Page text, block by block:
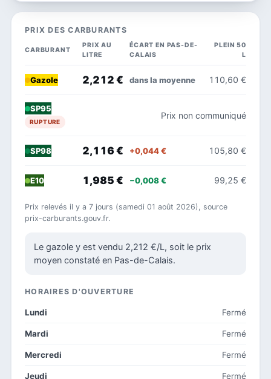
PRIX DES CARBURANTS
CARBURANT
PRIX AU
LITRE
ÉCART EN PAS-DE-
CALAIS
PLEIN 50
L
Gazole 2,212 € dans la moyenne 110,60 €
SP95
RUPTURE
Prix non communiqué
SP98 2,116 € +0,044 € 105,80 €
E10 1,985 € −0,008 € 99,25 €
Prix relevés il y a 7 jours (samedi 01 août 2026), source
prix-carburants.gouv.fr.
Le gazole y est vendu 2,212 €/L, soit le prix
moyen constaté en Pas-de-Calais.
HORAIRES D'OUVERTURE
Lundi Fermé
Mardi Fermé
Mercredi Fermé
Jeudi Fermé